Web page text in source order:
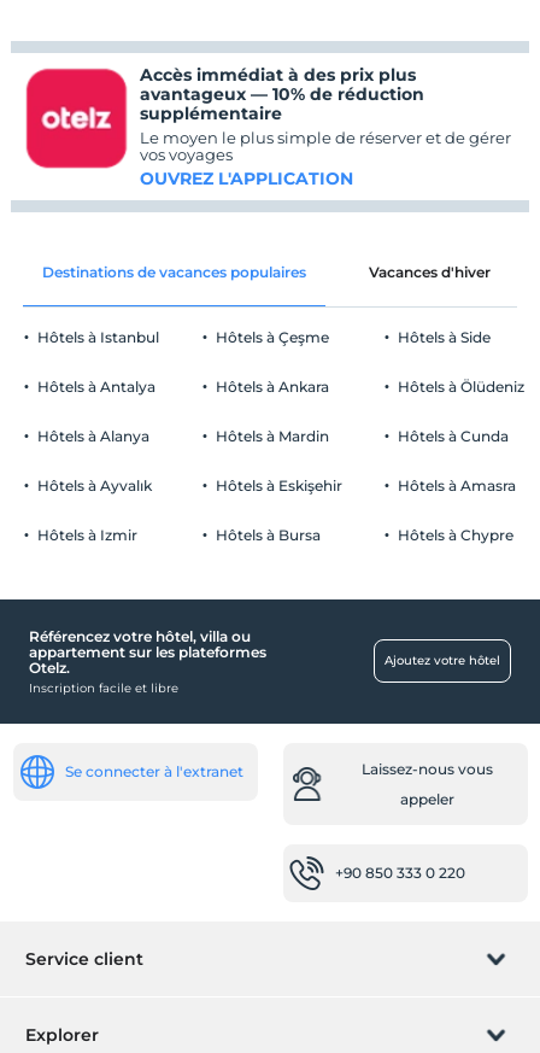
Accès immédiat à des prix plus
avantageux — 10% de réduction
supplémentaire
Le moyen le plus simple de réserver et de gérer
vos voyages
OUVREZ L'APPLICATION
Destinations de vacances populaires Vacances d'hiver
Hôtels à Istanbul
Hôtels à Antalya
Hôtels à Alanya
Hôtels à Ayvalık
Hôtels à Izmir
Hôtels à Çeşme
Hôtels à Ankara
Hôtels à Mardin
Hôtels à Eskişehir
Hôtels à Bursa
Hôtels à Side
Hôtels à Ölüdeniz
Hôtels à Cunda
Hôtels à Amasra
Hôtels à Chypre
Référencez votre hôtel, villa ou
appartement sur les plateformes
Otelz.
Inscription facile et libre
Ajoutez votre hôtel
Se connecter à l'extranet
Laissez-nous vous
appeler
+90 850 333 0 220
Service client
Gérer la réservation
Explorer